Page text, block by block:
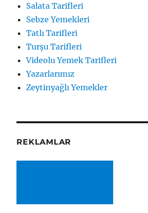
Salata Tarifleri
Sebze Yemekleri
Tatlı Tarifleri
Turşu Tarifleri
Videolu Yemek Tarifleri
Yazarlarımız
Zeytinyağlı Yemekler
REKLAMLAR